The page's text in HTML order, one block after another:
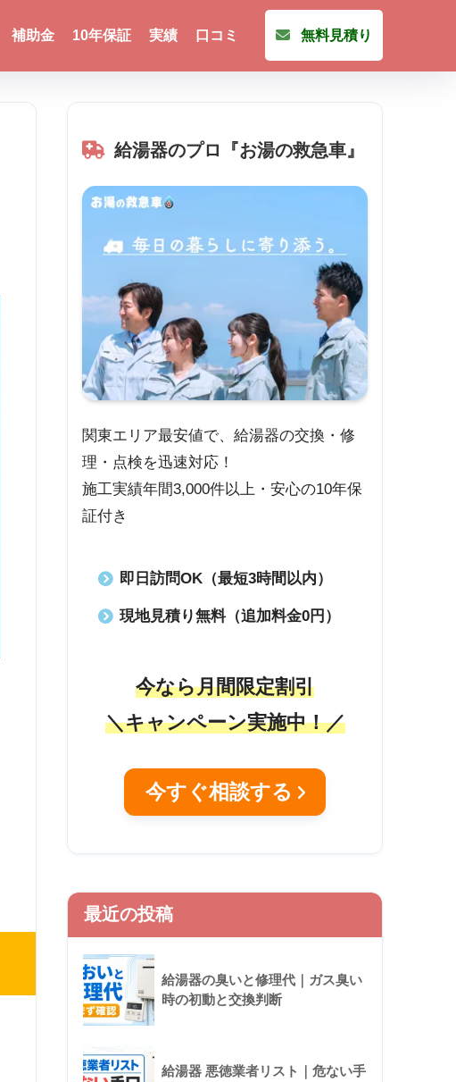
補助金 10年保証 実績 口コミ 無料見積り
給湯器のプロ『お湯の救急車』
関東エリア最安値で、給湯器の交換・修
理・点検を迅速対応！
施工実績年間3,000件以上・安心の10年保
証付き
即日訪問OK（最短3時間以内）
現地見積り無料（追加料金0円）
今なら月間限定割引
＼キャンペーン実施中！／
今すぐ相談する
最近の投稿
給湯器の臭いと修理代｜ガス臭い
時の初動と交換判断
給湯器 悪徳業者リスト｜危ない手